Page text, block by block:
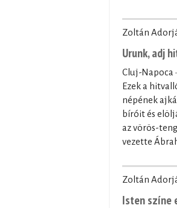
Zoltán
Urunk, adj
Cluj-Napoca ·
Ezek a
népének
bíróit és
az vörös-
vezette
Zoltán
Isten színe